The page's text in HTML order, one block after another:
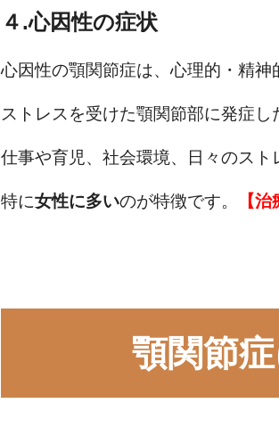
４.心因性の症状
心因性の顎関節症は、心理的・精神
ストレスを受けた顎関節部に発症し
仕事や育児、社会環境、日々のスト
特に女性に多いのが特徴です。 【
顎関節